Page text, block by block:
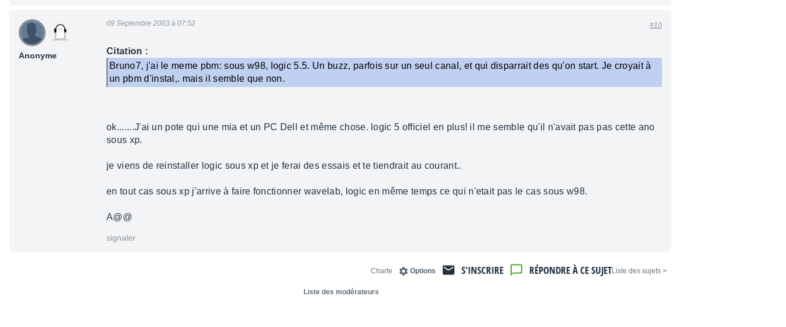
Anonyme
09 Septembre 2003 à 07:52 #10
Citation :
Bruno7, j'ai le meme pbm: sous w98, logic 5.5. Un buzz, parfois sur un seul canal, et qui disparrait des qu'on start. Je croyait à
un pbm d'instal,. mais il semble que non.
ok.......J'ai un pote qui une mia et un PC Dell et même chose. logic 5 officiel en plus! il me semble qu'il n'avait pas pas cette ano
sous xp.
je viens de reinstaller logic sous xp et je ferai des essais et te tiendrait au courant..
en tout cas sous xp j'arrive à faire fonctionner wavelab, logic en même temps ce qui n'etait pas le cas sous w98.
A@@
signaler
< Liste des sujets
RÉPONDRE À CE SUJET
S'INSCRIRE
Options
Charte
Liste des modérateurs